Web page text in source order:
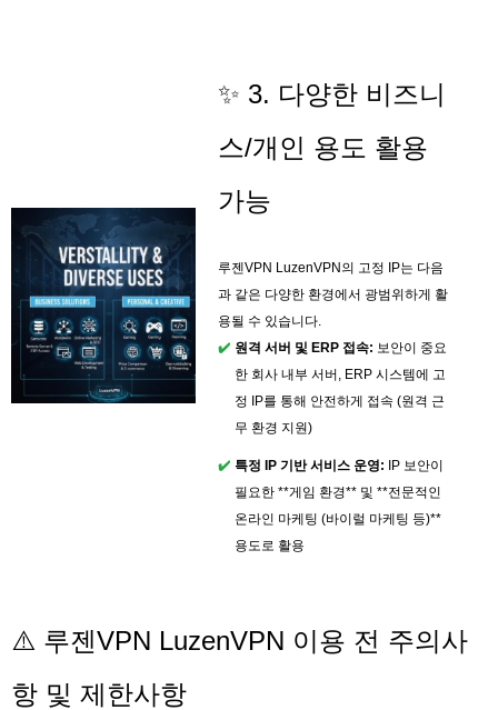
✨ 3. 다양한 비즈니
스/개인 용도 활용
가능
루젠VPN LuzenVPN의 고정 IP는 다음
과 같은 다양한 환경에서 광범위하게 활
용될 수 있습니다.
원격 서버 및 ERP 접속: 보안이 중요
한 회사 내부 서버, ERP 시스템에 고
정 IP를 통해 안전하게 접속 (원격 근
무 환경 지원)
특정 IP 기반 서비스 운영: IP 보안이
필요한 **게임 환경** 및 **전문적인
온라인 마케팅 (바이럴 마케팅 등)**
용도로 활용
⚠️ 루젠VPN LuzenVPN 이용 전 주의사
항 및 제한사항